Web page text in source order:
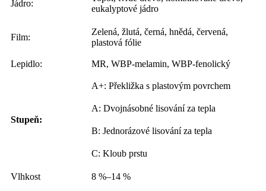
Jádro:
eukalyptové jádro
Film:
Zelená, žlutá, černá, hnědá, červená,
plastová fólie
Lepidlo: MR, WBP-melamin, WBP-fenolický
Stupeň:
A+: Překližka s plastovým povrchem
A: Dvojnásobné lisování za tepla
B: Jednorázové lisování za tepla
C: Kloub prstu
Vlhkost 8 %–14 %